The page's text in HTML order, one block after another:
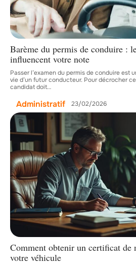
Barème du permis de conduire :
influencent votre note
Passer l’examen du permis de conduire est
vie d’un futur conducteur. Pour décrocher
candidat doit…
Administratif 23/02/2026
Comment obtenir un certificat de
votre véhicule